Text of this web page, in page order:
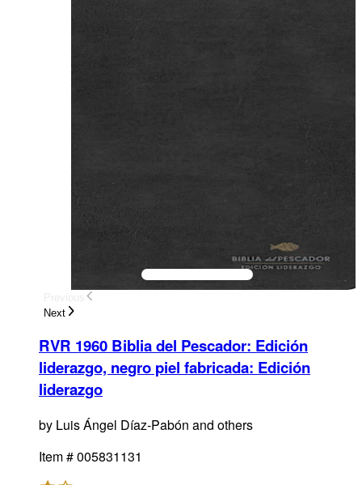
Next
RVR 1960 Biblia del Pescador: Edición
liderazgo, negro piel fabricada: Edición
liderazgo
by Luis Ángel Díaz-Pabón and others
Item #005831131